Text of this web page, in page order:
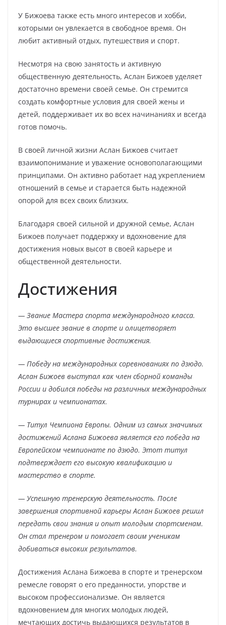
У Бижоева также есть много интересов и хобби,
которыми он увлекается в свободное время. Он
любит активный отдых, путешествия и спорт.
Несмотря на свою занятость и активную
общественную деятельность, Аслан Бижоев уделяет
достаточно времени своей семье. Он стремится
создать комфортные условия для своей жены и
детей, поддерживает их во всех начинаниях и всегда
готов помочь.
В своей личной жизни Аслан Бижоев считает
взаимопонимание и уважение основополагающими
принципами. Он активно работает над укреплением
отношений в семье и старается быть надежной
опорой для всех своих близких.
Благодаря своей сильной и дружной семье, Аслан
Бижоев получает поддержку и вдохновение для
достижения новых высот в своей карьере и
общественной деятельности.
Достижения
— Звание Мастера спорта международного класса.
Это высшее звание в спорте и олицетворяет
выдающиеся спортивные достижения.
— Победу на международных соревнованиях по дзюдо.
Аслан Бижоев выступал как член сборной команды
России и добился победы на различных международных
турнирах и чемпионатах.
— Титул Чемпиона Европы. Одним из самых значимых
достижений Аслана Бижоева является его победа на
Европейском чемпионате по дзюдо. Этот титул
подтверждает его высокую квалификацию и
мастерство в спорте.
— Успешную тренерскую деятельность. После
завершения спортивной карьеры Аслан Бижоев решил
передать свои знания и опыт молодым спортсменам.
Он стал тренером и помогает своим ученикам
добиваться высоких результатов.
Достижения Аслана Бижоева в спорте и тренерском
ремесле говорят о его преданности, упорстве и
высоком профессионализме. Он является
вдохновением для многих молодых людей,
мечтающих достичь выдающихся результатов в